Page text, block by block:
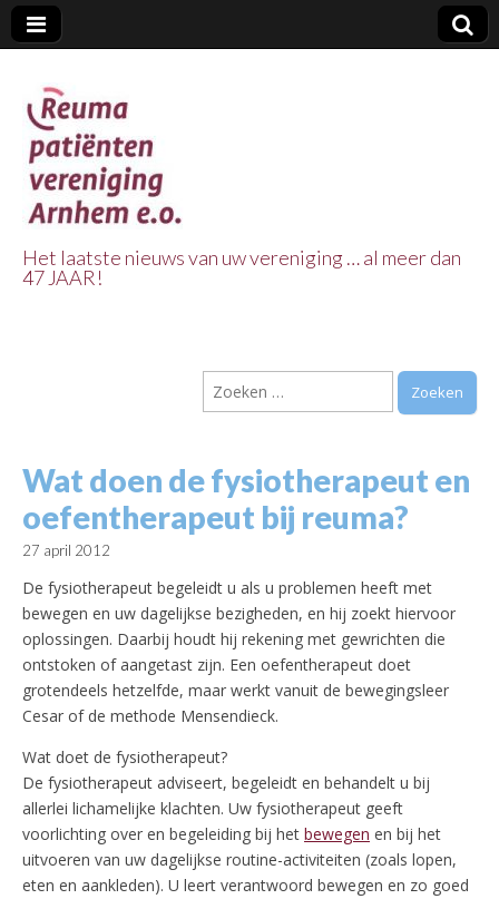
Vereniging
Arnhem e.o.
Het laatste nieuws van uw vereniging … al meer dan
47 JAAR!
Zoeken
naar:
Wat doen de fysiotherapeut en
oefentherapeut bij reuma?
27 april 2012
De fysiotherapeut begeleidt u als u problemen heeft met
bewegen en uw dagelijkse bezigheden, en hij zoekt hiervoor
oplossingen. Daarbij houdt hij rekening met gewrichten die
ontstoken of aangetast zijn. Een oefentherapeut doet
grotendeels hetzelfde, maar werkt vanuit de bewegingsleer
Cesar of de methode Mensendieck.
Wat doet de fysiotherapeut?
De fysiotherapeut adviseert, begeleidt en behandelt u bij
allerlei lichamelijke klachten. Uw fysiotherapeut geeft
voorlichting over en begeleiding bij het bewegen en bij het
uitvoeren van uw dagelijkse routine-activiteiten (zoals lopen,
eten en aankleden). U leert verantwoord bewegen en zo goed